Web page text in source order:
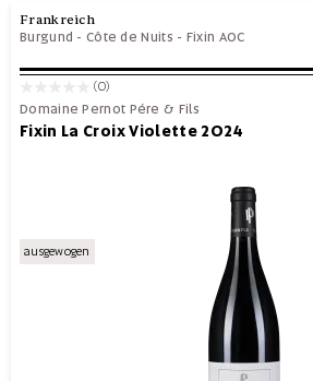
Frankreich
Burgund - Côte de Nuits - Fixin AOC
(0)
Domaine Pernot Pére & Fils
Fixin La Croix Violette 2024
ausgewogen